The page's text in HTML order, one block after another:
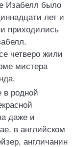
Изабелл было
лет и
приходились
четверо жили
мистера
в родной
даже и
в английском
англичанин